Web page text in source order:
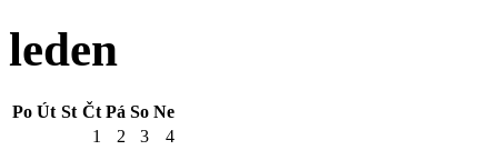
leden
Po Út St Čt Pá So Ne
1
2 3
4